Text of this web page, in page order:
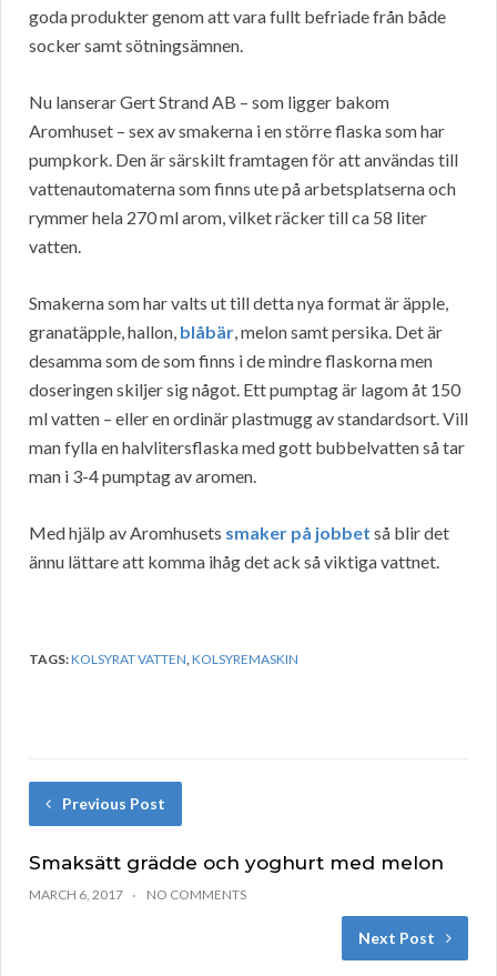
goda produkter genom att vara fullt befriade från både
socker samt sötningsämnen.
Nu lanserar Gert Strand AB – som ligger bakom
Aromhuset – sex av smakerna i en större flaska som har
pumpkork. Den är särskilt framtagen för att användas till
vattenautomaterna som finns ute på arbetsplatserna och
rymmer hela 270 ml arom, vilket räcker till ca 58 liter
vatten.
Smakerna som har valts ut till detta nya format är äpple,
granatäpple, hallon, blåbär, melon samt persika. Det är
desamma som de som finns i de mindre flaskorna men
doseringen skiljer sig något. Ett pumptag är lagom åt 150
ml vatten – eller en ordinär plastmugg av standardsort. Vill
man fylla en halvlitersflaska med gott bubbelvatten så tar
man i 3-4 pumptag av aromen.
Med hjälp av Aromhusets smaker på jobbet så blir det
ännu lättare att komma ihåg det ack så viktiga vattnet.
TAGS:KOLSYRAT VATTEN,KOLSYREMASKIN
Previous Post
Smaksätt grädde och yoghurt med melon
MARCH 6, 2017 NO COMMENTS
Next Post